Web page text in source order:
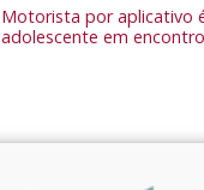
Motorista por aplicativo
adolescente em encontro